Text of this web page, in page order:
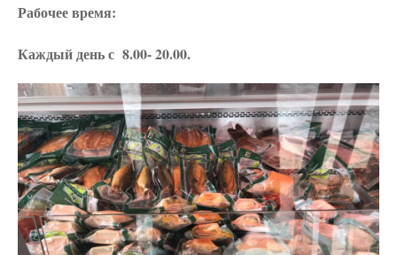
Рабочее время:
Каждый день с 8.00- 20.00.